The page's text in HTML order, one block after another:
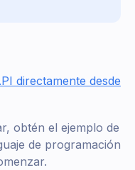
directamente desde
obtén el ejemplo de
de programación